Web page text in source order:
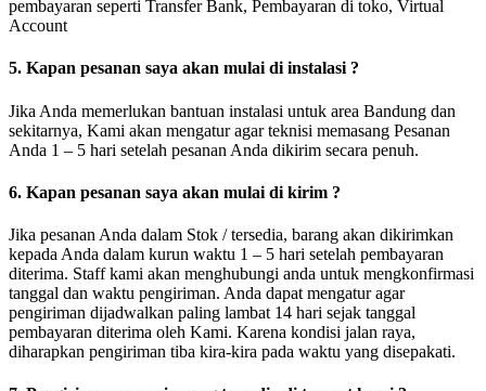
pembayaran seperti Transfer Bank, Pembayaran di toko, Virtual
Account
5. Kapan pesanan saya akan mulai di instalasi ?
Jika Anda memerlukan bantuan instalasi untuk area Bandung dan
sekitarnya, Kami akan mengatur agar teknisi memasang Pesanan
Anda 1 – 5 hari setelah pesanan Anda dikirim secara penuh.
6. Kapan pesanan saya akan mulai di kirim ?
Jika pesanan Anda dalam Stok / tersedia, barang akan dikirimkan
kepada Anda dalam kurun waktu 1 – 5 hari setelah pembayaran
diterima. Staff kami akan menghubungi anda untuk mengkonfirmasi
tanggal dan waktu pengiriman. Anda dapat mengatur agar
pengiriman dijadwalkan paling lambat 14 hari sejak tanggal
pembayaran diterima oleh Kami. Karena kondisi jalan raya,
diharapkan pengiriman tiba kira-kira pada waktu yang disepakati.